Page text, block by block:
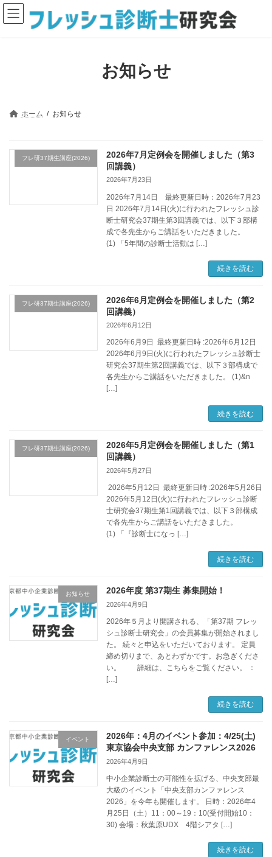
コ
ン
テ
ナ
ビ
ゲ
お知らせ
ホーム お知らせ
フレ研37期生講座(2026)
2026年7月定例会を開催しました（第3
回講義）
2026年7月23日
2026年7月14日 最終更新日時：2026年7月23
日 2026年7月14日(火)に行われたフレッシュ診
断士研究会37期生第3回講義では、以下３部構
成で各先生からご講話をいただきました。
(1) 「5年間の診断士活動は […]
続きを読む
フレ研37期生講座(2026)
2026年6月定例会を開催しました（第2
回講義）
2026年6月12日
2026年6月9日 最終更新日時 :2026年6月12日
2026年6月9日(火)に行われたフレッシュ診断士
研究会37期生第2回講義では、以下３部構成で
各先生からご講話をいただきました。 (1)&n
[…]
続きを読む
フレ研37期生講座(2026)
2026年5月定例会を開催しました（第1
回講義）
2026年5月27日
2026年5月12日 最終更新日時 :2026年5月26日
2026年5月12日(火)に行われたフレッシュ診断
士研究会37期生第1回講義では、以下３部構成
で各先生からご講話をいただきました。
(1) 「『診断士になっ […]
続きを読む
お知らせ 2026年度 第37期生 募集開始！
2026年4月9日
2026年５月より開講される、「第37期 フレッ
シュ診断士研究会」の会員募集が開始されまし
た。 続々と申込をいただいております。 定員
締め切りまで、あとわずかです。お急ぎくださ
い。 詳細は、こちらをご覧ください。 ：
[…]
続きを読む
イベント
2026年：4月のイベント参加：4/25(土)
東京協会中央支部 カンファレンス2026
2026年4月9日
中小企業診断士の可能性を拡げる、中央支部最
大級のイベント「中央支部カンファレンス
2026」を今年も開催します。 日時：2026年4
月25日（土）11：00～19：10(受付開始10：
30) 会場：秋葉原UDX 4階シアタ […]
続きを読む